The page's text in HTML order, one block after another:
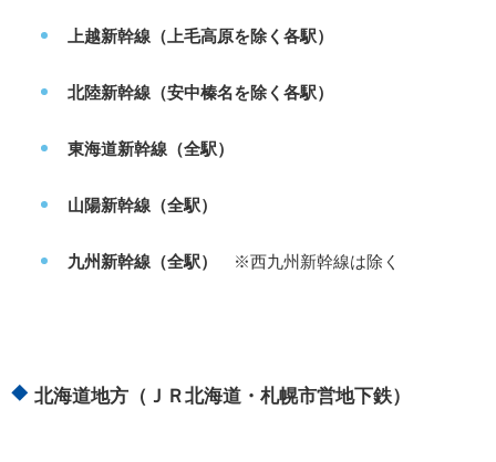
上越新幹線（上毛高原を除く各駅）
北陸新幹線（安中榛名を除く各駅）
東海道新幹線（全駅）
山陽新幹線（全駅）
九州新幹線（全駅） ※西九州新幹線は除く
北海道地方（ＪＲ北海道・札幌市営地下鉄）